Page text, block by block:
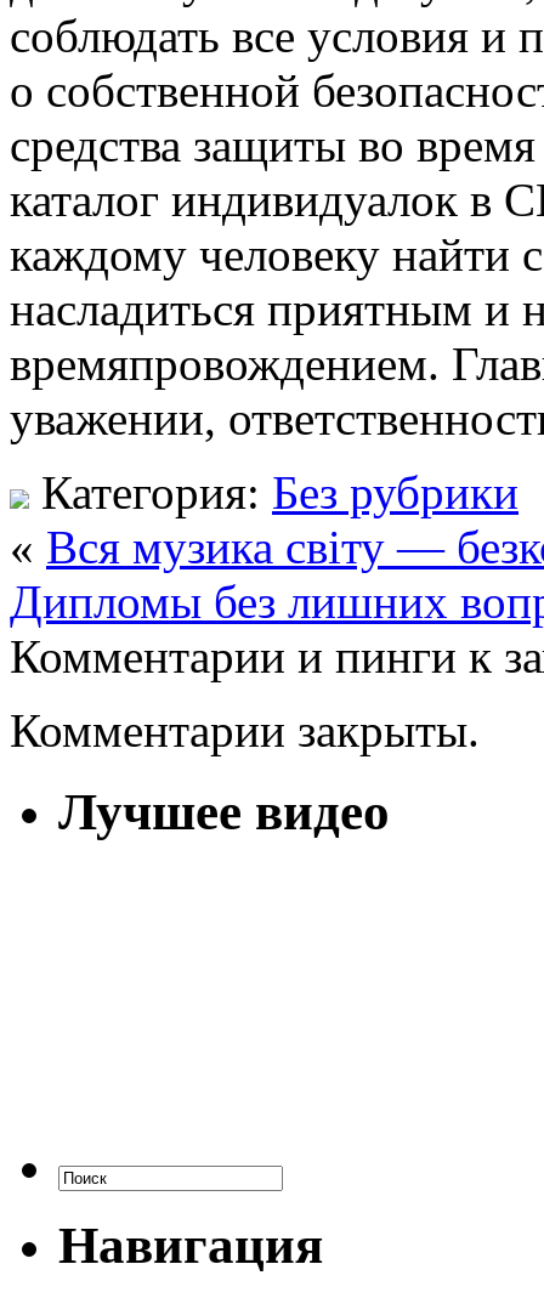
соблюдать все условия
о собственной
средства защиты во
каталог индивидуалок в
каждому человеку найти
насладиться приятным и
времяпровождением.
уважении,
Категория: Без рубрики
« Вся музика світу —
Дипломы без лишних
Комментарии и пинги к
Комментарии закрыты.
Лучшее видео
Навигация